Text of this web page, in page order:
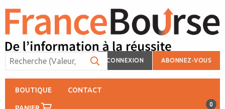
CONNEXION ABONNEZ-VOUS
BOUTIQUE CONTACT
0